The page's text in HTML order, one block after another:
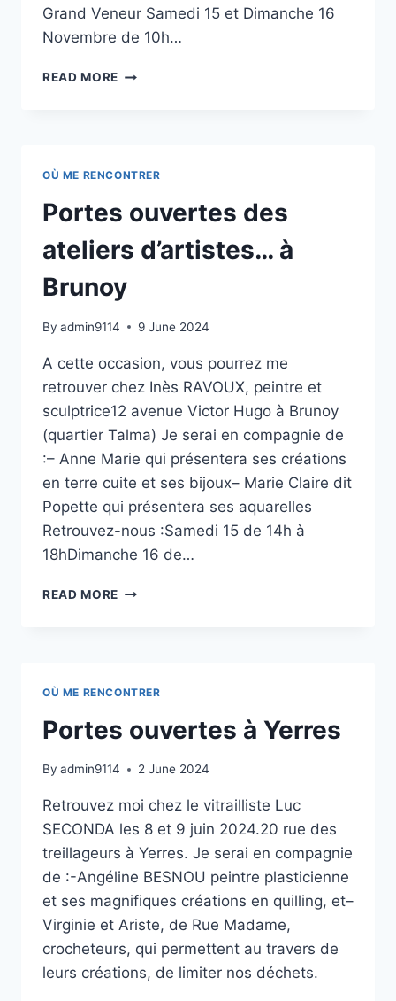
Grand Veneur Samedi 15 et Dimanche 16
Novembre de 10h…
READ MORE
OÙ ME RENCONTRER
Portes ouvertes des
ateliers d’artistes… à
Brunoy
By admin9114 9 June 2024
A cette occasion, vous pourrez me
retrouver chez Inès RAVOUX, peintre et
sculptrice12 avenue Victor Hugo à Brunoy
(quartier Talma) Je serai en compagnie de
:– Anne Marie qui présentera ses créations
en terre cuite et ses bijoux– Marie Claire dit
Popette qui présentera ses aquarelles
Retrouvez-nous :Samedi 15 de 14h à
18hDimanche 16 de…
READ MORE
OÙ ME RENCONTRER
Portes ouvertes à Yerres
By admin9114 2 June 2024
Retrouvez moi chez le vitrailliste Luc
SECONDA les 8 et 9 juin 2024.20 rue des
treillageurs à Yerres. Je serai en compagnie
de :-Angéline BESNOU peintre plasticienne
et ses magnifiques créations en quilling, et–
Virginie et Ariste, de Rue Madame,
crocheteurs, qui permettent au travers de
leurs créations, de limiter nos déchets.